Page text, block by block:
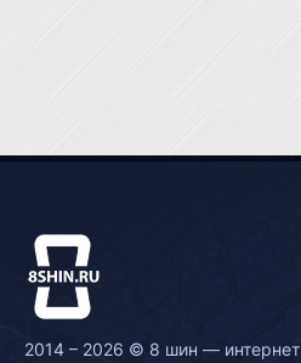
2014 – 2026 © 8 шин — интернет